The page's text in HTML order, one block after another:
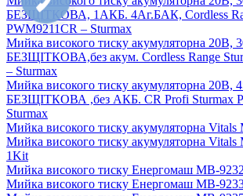
БЕЗЩІТКОВА, 1АКБ. 4Аг.БАК, Cordless
PWM9211CR – Sturmax
Мийка високого тиску акумуляторна 20В,
БЕЗЩІТКОВА,без акум. Cordless Range
– Sturmax
Мийка високого тиску акумуляторна 20В,
БЕЗЩІТКОВА ,без АКБ. CR Profi Sturmax
Sturmax
Мийка високого тиску акумуляторна Vitals
Мийка високого тиску акумуляторна Vitals
1Kit
Мийка високого тиску Енергомаш МВ-9232
Мийка високого тиску Енергомаш МВ-